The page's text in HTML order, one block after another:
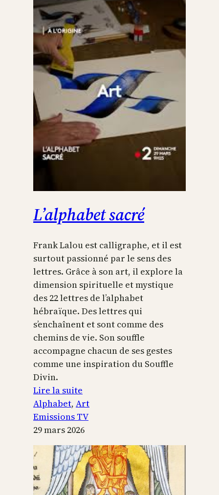
L’alphabet sacré
Frank Lalou est calligraphe, et il est
surtout passionné par le sens des
lettres. Grâce à son art, il explore la
dimension spirituelle et mystique
des 22 lettres de l’alphabet
hébraïque. Des lettres qui
s’enchaînent et sont comme des
chemins de vie. Son souffle
accompagne chacun de ses gestes
comme une inspiration du Souffle
Divin.
Lire la suite
L’alphabet
sacré
Alphabet, Art
Emissions TV
29 mars 2026